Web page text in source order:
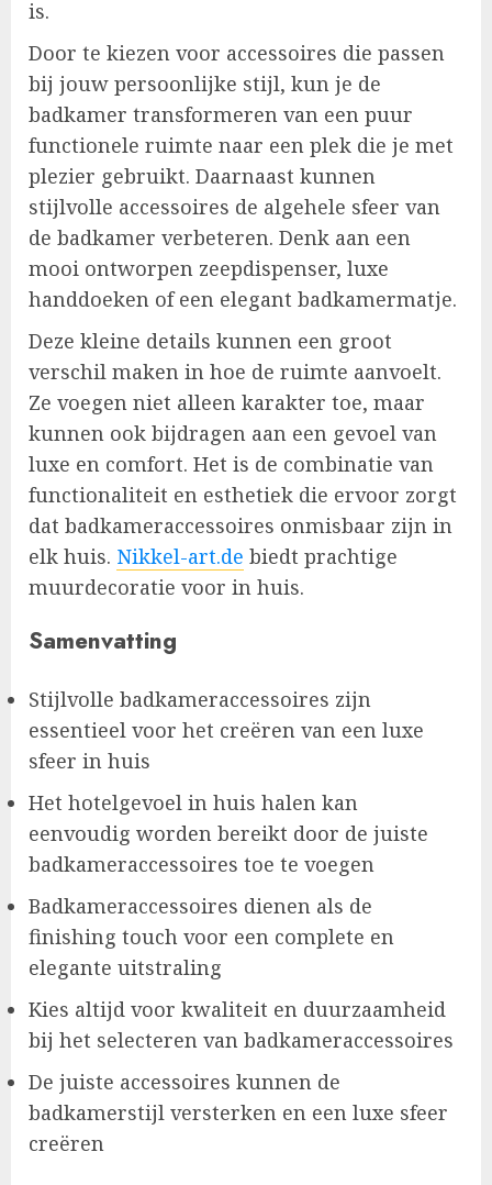
is.
Door te kiezen voor accessoires die passen
bij jouw persoonlijke stijl, kun je de
badkamer transformeren van een puur
functionele ruimte naar een plek die je met
plezier gebruikt. Daarnaast kunnen
stijlvolle accessoires de algehele sfeer van
de badkamer verbeteren. Denk aan een
mooi ontworpen zeepdispenser, luxe
handdoeken of een elegant badkamermatje.
Deze kleine details kunnen een groot
verschil maken in hoe de ruimte aanvoelt.
Ze voegen niet alleen karakter toe, maar
kunnen ook bijdragen aan een gevoel van
luxe en comfort. Het is de combinatie van
functionaliteit en esthetiek die ervoor zorgt
dat badkameraccessoires onmisbaar zijn in
elk huis. Nikkel-art.de biedt prachtige
muurdecoratie voor in huis.
Samenvatting
Stijlvolle badkameraccessoires zijn
essentieel voor het creëren van een luxe
sfeer in huis
Het hotelgevoel in huis halen kan
eenvoudig worden bereikt door de juiste
badkameraccessoires toe te voegen
Badkameraccessoires dienen als de
finishing touch voor een complete en
elegante uitstraling
Kies altijd voor kwaliteit en duurzaamheid
bij het selecteren van badkameraccessoires
De juiste accessoires kunnen de
badkamerstijl versterken en een luxe sfeer
creëren